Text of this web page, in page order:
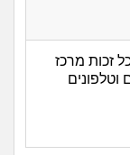
זכות מרכז
וטלפונים